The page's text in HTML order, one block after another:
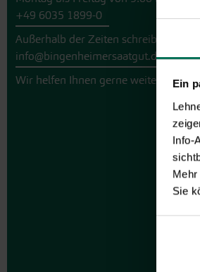
Ein
Info-
Sie
+49 6035 1899-0
Außerhalb der Zeiten schreiben Sie
info@bingenheimersaatgut.de
Wir helfen Ihnen gerne weiter.